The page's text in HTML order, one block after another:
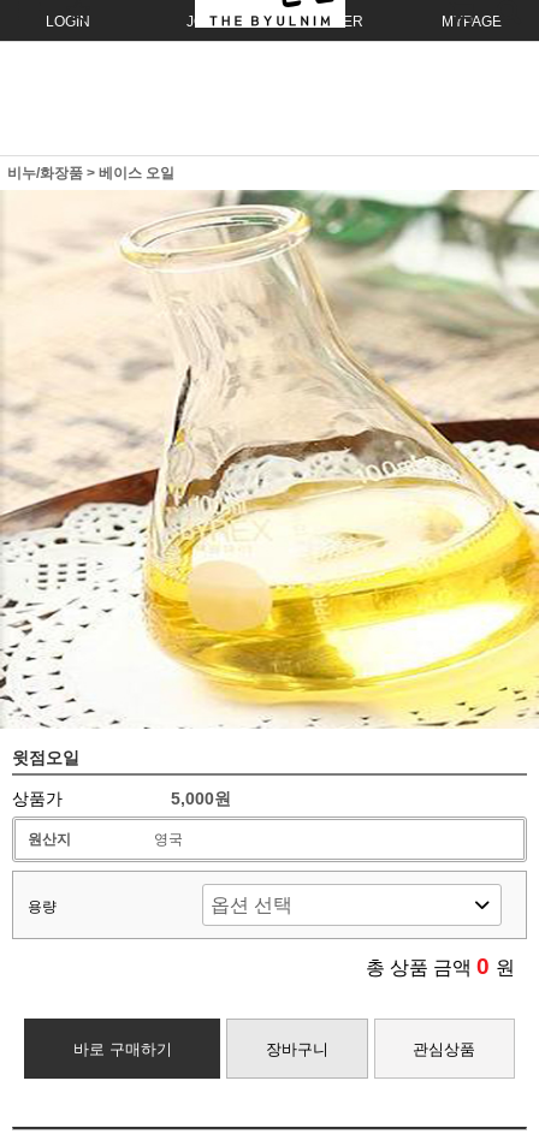
LOGIN JOIN ORDER MYPAGE
비누/화장품 > 베이스 오일
윗점오일
상품가 5,000원
원산지 영국
용량
총 상품 금액 0 원
바로 구매하기 장바구니 관심상품